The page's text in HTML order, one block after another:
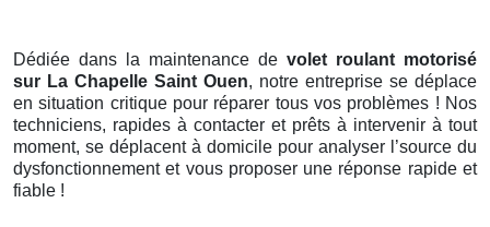
Dédiée dans la maintenance de volet roulant motorisé
sur La Chapelle Saint Ouen, notre entreprise se déplace
en situation critique pour réparer tous vos problèmes ! Nos
techniciens, rapides à contacter et prêts à intervenir à tout
moment, se déplacent à domicile pour analyser l’source du
dysfonctionnement et vous proposer une réponse rapide et
fiable !